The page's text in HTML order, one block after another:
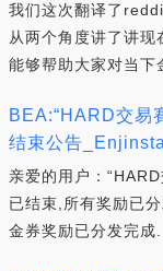
我们这次翻译了
从两个角度讲了讲
能够帮助大家对当下
BEA:“HARD交易
结束公告
亲爱的用户：
已结束,所有奖励已
金券奖励已分发完成.